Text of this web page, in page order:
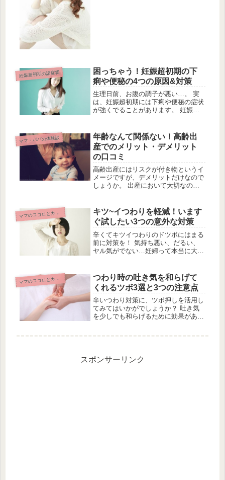
妊娠超初期の諸症状
困っちゃう！妊娠超初期の下
痢や便秘の4つの原因&対策
生理日前、お腹の調子が悪い…。 実
は、妊娠超初期には下痢や便秘の症状
が強くでることがあります。 妊娠超
もお腹の調子が悪くなることがあるの
をご存知でしょうか？ 体調不良や生
理...
ママ・パパの体験談
年齢なんて関係ない！高齢出
産でのメリット・デメリット
の口コミ
高齢出産にはリスクが付き物というイ
メージですが、デメリットだけなので
しょうか。 出産において大切なのは
うかもしれません。 これから妊娠を
計画していて高齢出産になりそうな
人、...
マ
マのココロとカラダ
キツ~イつわりを軽減！います
ぐ試したい3つの意外な対策
辛くてキツイつわりのドツボにはまる
前に対策を！ 気持ち悪い、だるい、
ヤル気がでない…妊婦って本当に大変
戻さないとお腹の赤ちゃんにも悪い気
が…。 今回はつわりを軽減させてく
れ...
マ
マのココロとカラダ
つわり時の吐き気を和らげて
くれるツボ3選と3つの注意点
辛いつわり対策に、ツボ押しを活用し
てみてはいかがでしょうか？ 吐き気
を少しでも和らげるために効果がある
る...
スポンサーリンク